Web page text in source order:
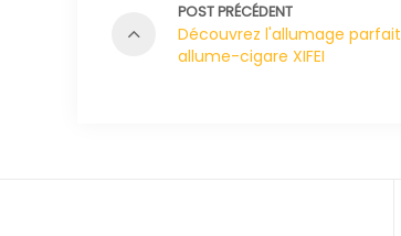
POST PRÉCÉDENT
Découvrez l'allumage
allume-cigare XIFEI